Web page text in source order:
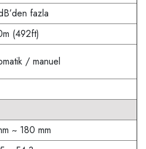
fazla
(492ft)
/ manuel
~ 180 mm